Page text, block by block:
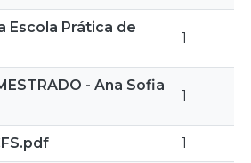
Escola Prática de
1
- Ana Sofia
1
1